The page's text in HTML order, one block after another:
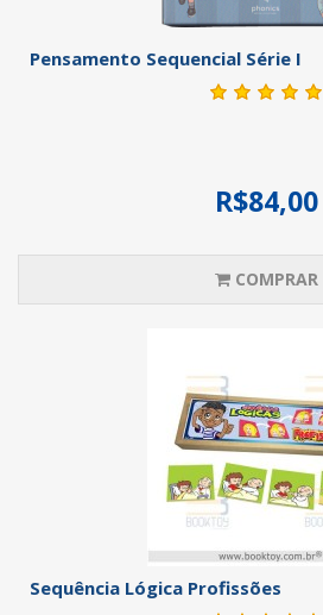
Pensamento Sequencial Série I
R$84,00
COMPRAR
Sequência Lógica Profissões